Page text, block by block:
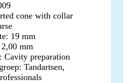
cone with collar
19 mm
mm
Cavity preparation
Tandartsen,